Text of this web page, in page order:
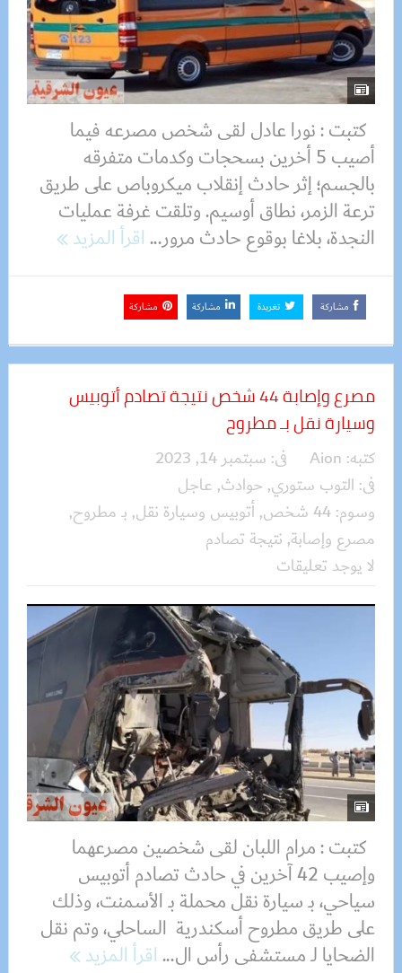
كتبت : نورا عادل لقى شخص مصرعه فيما
أصيب 5 أخرين بسحجات وكدمات متفرقه
بالجسم؛ إثر حادث إنقلاب ميكروباص على طريق
ترعة الزمر، نطاق أوسيم. وتلقت غرفة عمليات
النجدة، بلاغا بوقوع حادث مرور...اقرأ المزيد
مشاركة تغريدة مشاركة مشاركة
مصرع وإصابة 44 شخص نتيجة تصادم أتوبيس
وسيارة نقل بـ مطروح
كتبه: Aion فى: سبتمبر 14, 2023
فى: التوب ستوري, حوادث, عاجل
وسوم:44 شخص ,أتوبيس وسيارة نقل, بـ مطروح,
مصرع وإصابة, نتيجة تصادم
لا يوجد تعليقات
كتبت : مرام اللبان لقى شخصين مصرعهما
وإصيب 42 آخرين في حادث تصادم أتوبيس
سياحي، بـ سيارة نقل محملة بـ الأسمنت، وذلك
على طريق مطروح أسكندرية الساحلي، وتم نقل
الضحايا لـ مستشفى رأس ال...اقرأ المزيد